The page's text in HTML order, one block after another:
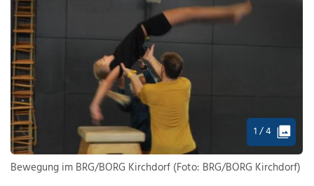
1 / 4
Bewegung im BRG/BORG Kirchdorf (Foto: BRG/BORG Kirchdorf)